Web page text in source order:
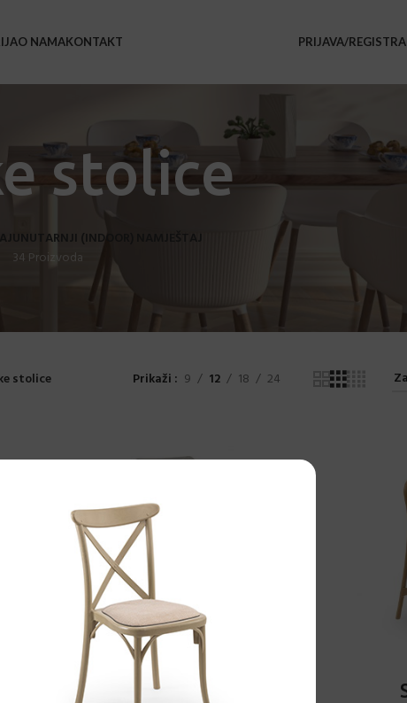
BAŠTENSKI NAMJEŠTAJ
Barski stolovi
Lounge set
Stolice sa rukonaslonima
Svečane stolice
O NAMAKONTAKT PRIJAVA/
stolice
UNUTARNJI (INDOOR) NAMJEŠTAJ
34 Proizvoda
stolice Prikaži 9 12 18 24
ODABERI OPCIJE
GOZO Bar